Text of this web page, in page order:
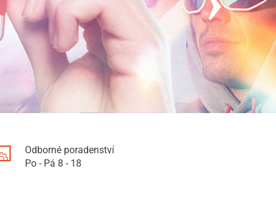
Odborné poradenství
Po - Pá 8 - 18